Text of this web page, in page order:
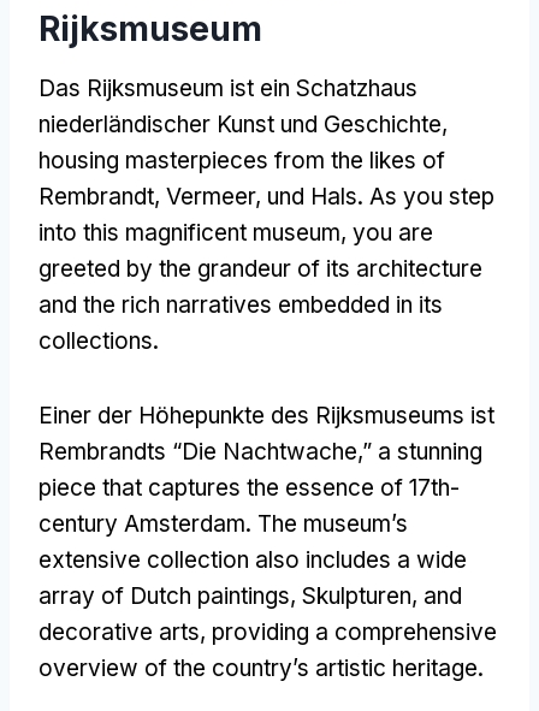
Rijksmuseum
Das Rijksmuseum ist ein Schatzhaus
niederländischer Kunst und Geschichte,
housing masterpieces from the likes of
Rembrandt, Vermeer, und Hals. As you step
into this magnificent museum, you are
greeted by the grandeur of its architecture
and the rich narratives embedded in its
collections.
Einer der Höhepunkte des Rijksmuseums ist
Rembrandts “Die Nachtwache,” a stunning
piece that captures the essence of 17th-
century Amsterdam. The museum’s
extensive collection also includes a wide
array of Dutch paintings, Skulpturen, and
decorative arts, providing a comprehensive
overview of the country’s artistic heritage.